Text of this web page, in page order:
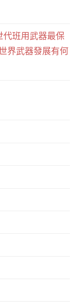
代班用武器最保
界武器發展有何